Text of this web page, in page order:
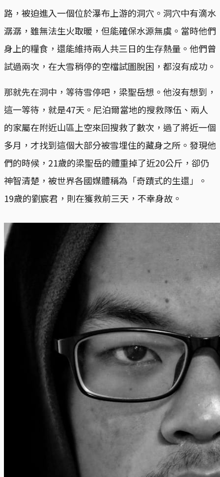
路，被迫進入一個位於瀑布上游的洞穴。洞穴中有滴水
潺潺，雖無法生火取暖，但能確保水源無虞。當時他們
身上的糧食，還能維持兩人共三日的生存熱量。他們曾
試過兩次，在大雪稍停的空檔試圖脫困，都沒有成功。
那就先在洞中，等待雪停吧，梁聖岳想。他沒有想到，
這一等待，就是47天。尼泊爾當地的搜救隊伍、兩人
的家屬在附近山區上空來回搜救了數次，過了將近一個
多月，才找到這個大部分被雪埋住的藏身之所。發現他
們的時候，21歲的梁聖岳的體重掉了近20公斤，卻仍
神智清楚，被世界各國媒體稱為「奇蹟式的生還」。
19歲的劉宸君，則在獲救前三天，不幸身故。